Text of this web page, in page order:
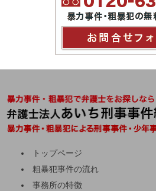
トップページ
粗暴犯事件の流れ
事務所の特徴